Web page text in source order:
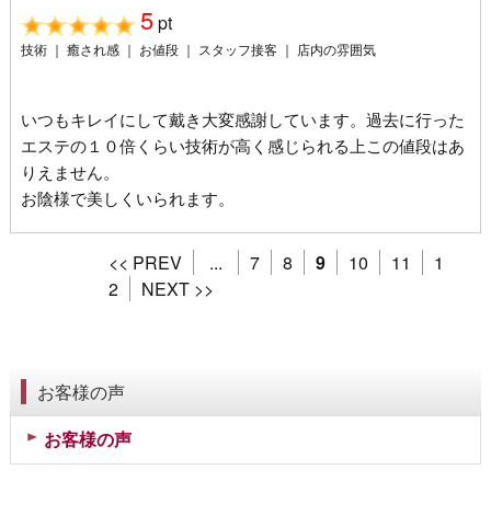
5pt
技術 ｜ 癒され感 ｜ お値段 ｜ スタッフ接客 ｜ 店内の雰囲気
いつもキレイにして戴き大変感謝しています。過去に行った
エステの１０倍くらい技術が高く感じられる上この値段はあ
りえません。
お陰様で美しくいられます。
<< PREV ... 7 8 9 10 11
1
2
NEXT >>
お客様の声
お客様の声